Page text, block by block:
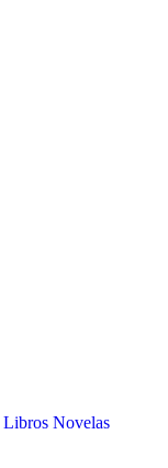
Libros Novelas